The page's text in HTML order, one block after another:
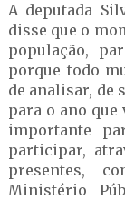
A deputada
disse que o
população,
porque todo
de analisar, de
para o ano
importante
participar,
presentes,
Ministério